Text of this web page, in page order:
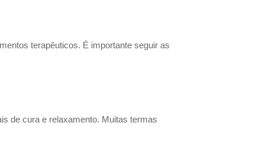
terapêuticos. É importante seguir as
de cura e relaxamento. Muitas termas